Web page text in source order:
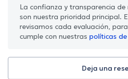
La confianza y transparencia de
son nuestra prioridad principal.
revisamos cada evaluación,
cumple con nuestras políticas
Deja una